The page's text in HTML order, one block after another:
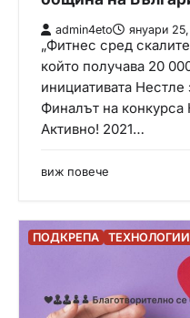
admin4eto януари
„Фитнес сред
който получава 20
инициативата
Финалът на
Активно! 2021…
виж повече
ПОДКРЕПА ТЕХНОЛОГИИ